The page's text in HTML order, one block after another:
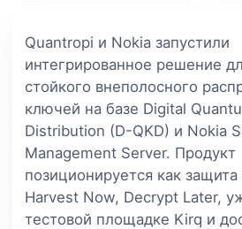
Quantropi и Nokia запустили
интегрированное решение
стойкого внеполосного
ключей на базе Digital
Distribution (D-QKD) и Nokia
Management Server. Продукт
позиционируется как
Harvest Now, Decrypt Later,
тестовой площадке Kirq и